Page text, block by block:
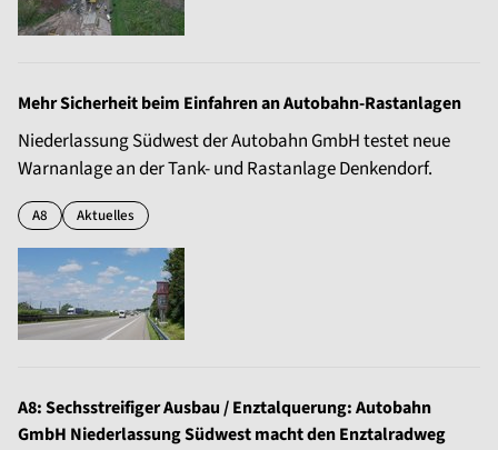
Mehr Sicherheit beim Einfahren an Autobahn-Rastanlagen
Niederlassung Südwest der Autobahn GmbH testet neue
Warnanlage an der Tank- und Rastanlage Denkendorf.
A8 Aktuelles
A8: Sechsstreifiger Ausbau / Enztalquerung: Autobahn
GmbH Niederlassung Südwest macht den Enztalradweg